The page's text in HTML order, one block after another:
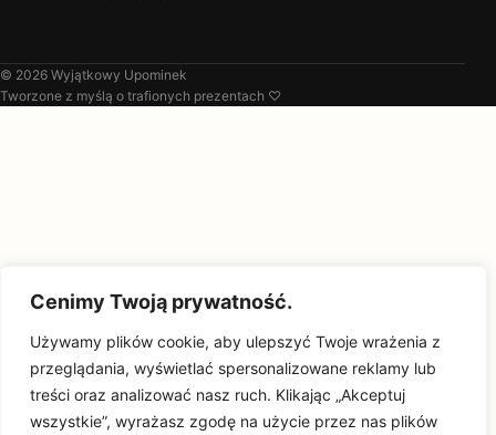
Cenimy Twoją prywatność.
Używamy plików cookie, aby ulepszyć Twoje wrażenia z
przeglądania, wyświetlać spersonalizowane reklamy lub
treści oraz analizować nasz ruch. Klikając „Akceptuj
wszystkie”, wyrażasz zgodę na użycie przez nas plików
© 2026 Wyjątkowy Upominek
Tworzone z myślą o trafionych prezentach ♡